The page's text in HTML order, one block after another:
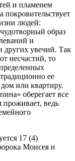
и пламенем
покровительствует
людей:
образ
и
других увечий. Так
несчастий, то
ее
или квартиру.
оберегает все
ведь
17 (4)
Моисея и